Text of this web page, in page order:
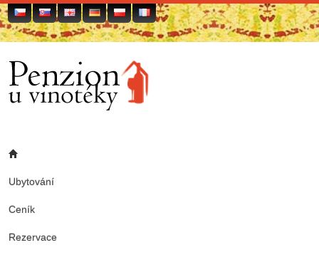
Ubytování
Ceník
Rezervace